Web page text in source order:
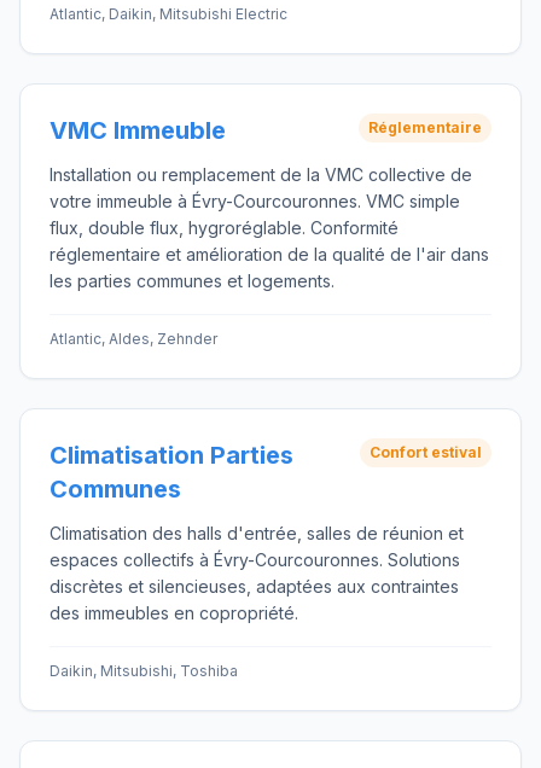
Atlantic, Daikin, Mitsubishi Electric
VMC Immeuble Réglementaire
Installation ou remplacement de la VMC collective de
votre immeuble à Évry-Courcouronnes. VMC simple
flux, double flux, hygroréglable. Conformité
réglementaire et amélioration de la qualité de l'air dans
les parties communes et logements.
Atlantic, Aldes, Zehnder
Climatisation Parties
Communes
Confort estival
Climatisation des halls d'entrée, salles de réunion et
espaces collectifs à Évry-Courcouronnes. Solutions
discrètes et silencieuses, adaptées aux contraintes
des immeubles en copropriété.
Daikin, Mitsubishi, Toshiba